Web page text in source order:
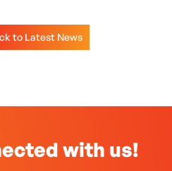
to Latest News
with us!